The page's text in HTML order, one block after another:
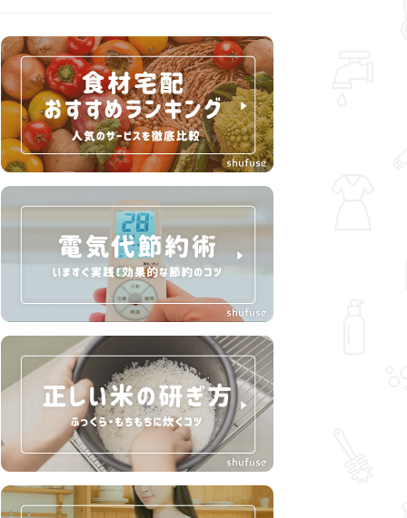
して、正しい食べ方を確認しましょ
う。大人の嗜みとして知っておきた
い新常識を解説します。